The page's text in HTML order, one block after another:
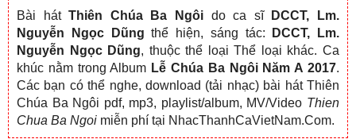
Bài hátThiên Chúa Ba Ngôi do ca sĩ
DCCT, Lm.
Nguyễn Ngọc Dũng thể hiện, sáng tác:
DCCT, Lm.
Nguyễn Ngọc Dũng, thuộc thể loại Thể loại khác. Ca
khúc nằm trong Album Lễ Chúa Ba Ngôi Năm A 2017.
Các bạn có thể nghe, download (tải nhạc) bài hát Thiên
Chúa Ba Ngôi pdf, mp3, playlist/album, MV/Video Thien
Chua Ba Ngoi miễn phí tại NhacThanhCaVietNam.Com.